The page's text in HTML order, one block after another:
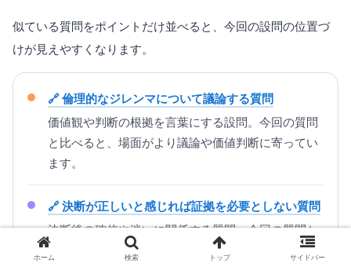
似ている質問をポイントだけ並べると、今回の設問の位置づ
けが見えやすくなります。
倫理的なジレンマについて議論する質問
価値観や判断の根拠を言葉にする設問。今回の質問
と比べると、場面がより議論や価値判断に寄ってい
ます。
決断が正しいと感じれば証拠を必要としない質問
決断後の確信や迷いに関係する質問。今回の質問と
同じく、自信や不安の出方を考える手がかりになり
ホーム 検索 トップ サイドバー